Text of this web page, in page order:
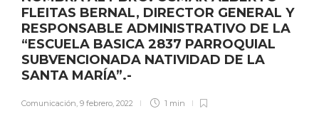
FLEITAS BERNAL, DIRECTOR GENERAL Y
RESPONSABLE ADMINISTRATIVO DE LA
“ESCUELA BASICA 2837 PARROQUIAL
SUBVENCIONADA NATIVIDAD DE LA
SANTA MARÍA”.-
Comunicación, 9 febrero, 2022 1 min